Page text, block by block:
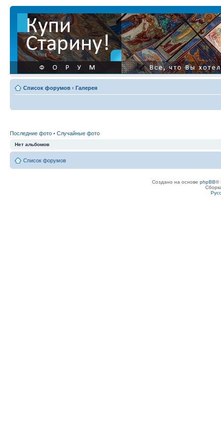
Список форумов ‹ Галерея
Последние фото • Случайные фото
Нет альбомов
Список форумов
Создано на основе phpBB®